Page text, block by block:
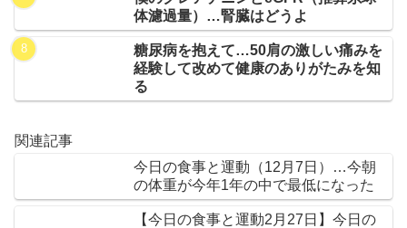
体濾過量）…腎臓はどうよ
糖尿病を抱えて…50肩の激しい痛みを
経験して改めて健康のありがたみを知
る
関連記事
今日の食事と運動（12月7日）…今朝
の体重が今年1年の中で最低になった
【今日の食事と運動2月27日】今日の